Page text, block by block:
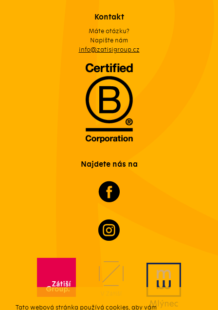
Tato webová stránka používá cookies, aby vám
Kontakt
Máte otázku?
Napište nám
info@zatisigroup.cz
Najdete nás na